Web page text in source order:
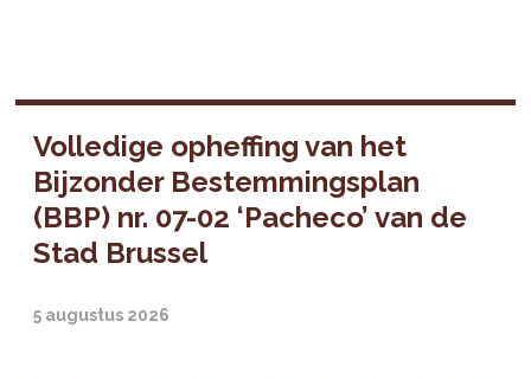
Volledige opheffing van het
Bijzonder Bestemmingsplan
(BBP) nr. 07-02 ‘Pacheco’ van de
Stad Brussel
5 augustus 2026